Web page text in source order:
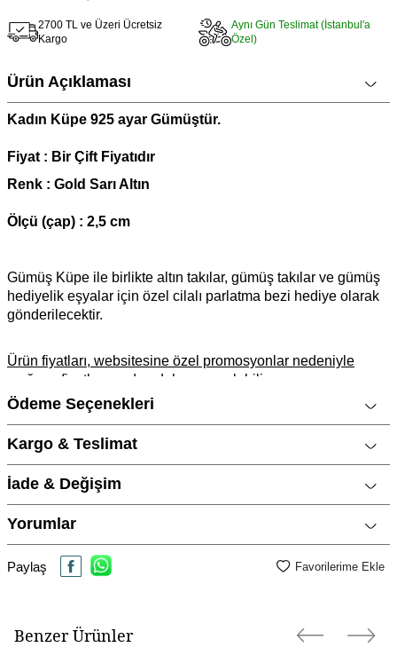
2700 TL ve Üzeri Ücretsiz
Kargo
Aynı Gün Teslimat (İstanbul'a
Özel)
Ürün Açıklaması
Kadın Küpe 925 ayar Gümüştür.
Fiyat : Bir Çift Fiyatıdır
Renk : Gold Sarı Altın
Ölçü (çap) : 2,5 cm
Gümüş Küpe ile birlikte altın takılar, gümüş takılar ve gümüş
hediyelik eşyalar için özel cilalı parlatma bezi hediye olarak
gönderilecektir.
Ürün fiyatları, websitesine özel promosyonlar nedeniyle
mağaza fiyatlarımızdan daha ucuz olabilir.
Ürün Açıklaması
Marka
Cinsiyet Kadın
Kategori
Geometrik, Trend Tasarımlar,
Ürün Etiketleri
Ödeme Seçenekleri
Kargo & Teslimat
İade & Değişim
Yorumlar
Paylaş Favorilerime Ekle
Benzer Ürünler